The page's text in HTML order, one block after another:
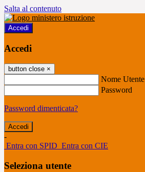
Salta al contenuto
Accedi
Accedi
button close ×
Nome Utente
Password
Password dimenticata?
-
Entra con SPID Entra con CIE
Seleziona utente